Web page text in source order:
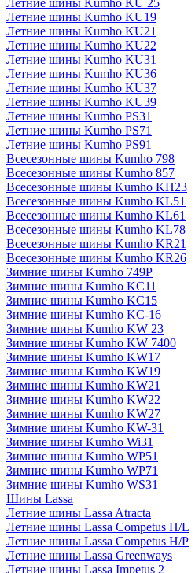
Летние шины Kumho KU 25
Летние шины Kumho KU19
Летние шины Kumho KU21
Летние шины Kumho KU22
Летние шины Kumho KU31
Летние шины Kumho KU36
Летние шины Kumho KU37
Летние шины Kumho KU39
Летние шины Kumho PS31
Летние шины Kumho PS71
Летние шины Kumho PS91
Всесезонные шины Kumho 798
Всесезонные шины Kumho 857
Всесезонные шины Kumho KH23
Всесезонные шины Kumho KL51
Всесезонные шины Kumho KL61
Всесезонные шины Kumho KL78
Всесезонные шины Kumho KR21
Всесезонные шины Kumho KR26
Зимние шины Kumho 749P
Зимние шины Kumho KC11
Зимние шины Kumho KC15
Зимние шины Kumho KC-16
Зимние шины Kumho KW 23
Зимние шины Kumho KW 7400
Зимние шины Kumho KW17
Зимние шины Kumho KW19
Зимние шины Kumho KW21
Зимние шины Kumho KW22
Зимние шины Kumho KW27
Зимние шины Kumho KW-31
Зимние шины Kumho Wi31
Зимние шины Kumho WP51
Зимние шины Kumho WP71
Зимние шины Kumho WS31
Шины Lassa
Летние шины Lassa Atracta
Летние шины Lassa Competus H/L
Летние шины Lassa Competus H/P
Летние шины Lassa Greenways
Летние шины Lassa Impetus 2